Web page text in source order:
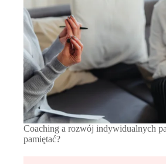
Coaching a rozwój indywidualnych
pamiętać?